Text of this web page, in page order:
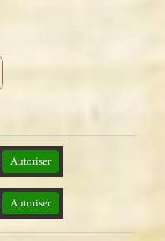
Autoriser
Autoriser